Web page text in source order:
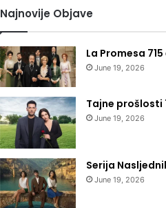
Najnovije Objave
La Promesa
June 19, 2026
Tajne prošlosti
June 19, 2026
Serija
June 19, 2026